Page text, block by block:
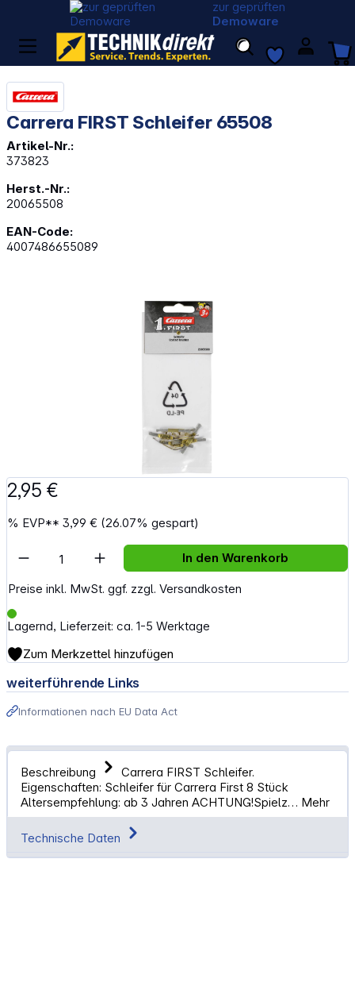
zur geprüften
Demoware
Carrera FIRST Schleifer 65508
Artikel-Nr.:
373823
Herst.-Nr.:
20065508
EAN-Code:
4007486655089
Bildergalerie überspringen
2,95 €
% EVP**3,99 € (26.07% gespart)
Preise inkl. MwSt. ggf. zzgl. Versandkosten
Lagernd, Lieferzeit: ca. 1-5 Werktage
Artikel Anzahl: Gib den gewünschten
In den Warenkorb
Zum Merkzettel hinzufügen
weiterführende Links
Informationen nach EU Data Act
Beschreibung
Carrera FIRST Schleifer.
Eigenschaften: Schleifer für Carrera First 8 Stück
Altersempfehlung: ab 3 Jahren ACHTUNG!Spielz… Mehr
Technische Daten